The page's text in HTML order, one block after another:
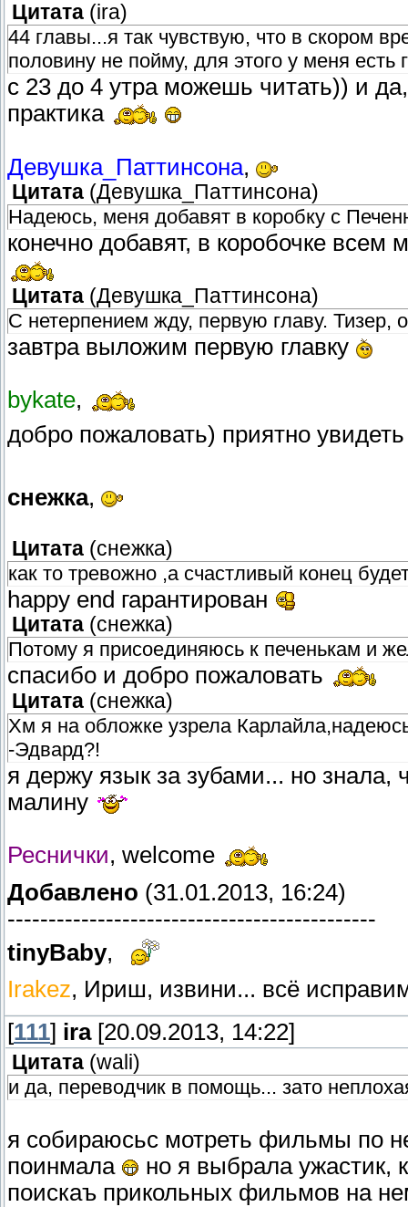
Цитата (ira)
44 главы...я так чувствую, что в скором
половину не пойму, для этого у меня есть
с 23 до 4 утра можешь читать)) и
практика
Девушка_Паттинсона,
Цитата (Девушка_Паттинсона)
Надеюсь, меня добавят в коробку с
конечно добавят, в коробочке всем
Цитата (Девушка_Паттинсона)
С нетерпением жду, первую главу. Тизер,
завтра выложим первую главку
bykate,
добро пожаловать) приятно
снежка,
Цитата (снежка)
как то тревожно ,а счастливый конец
happy end гарантирован
Цитата (снежка)
Потому я присоединяюсь к печенькам и
спасибо и добро пожаловать
Цитата (снежка)
Хм я на обложке узрела
-Эдвард?!
я держу язык за зубами... но
малину
Реснички, welcome
Добавлено (31.01.2013, 16:24)
---------------------------------------------
tinyBaby,
Irakez, Ириш, извини... всё
[111] ira[20.09.2013, 14:22]
Цитата (wali)
и да, переводчик в помощь... зато
я собираюсьс мотреть фильмы по
поинмала
но я выбрала ужастик,
поискаъ прикольных фильмов на